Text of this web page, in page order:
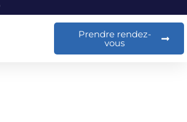
Prendre rendez-
vous